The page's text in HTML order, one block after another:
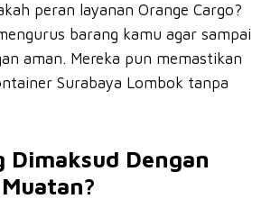
peran layanan Orange Cargo?
barang kamu agar sampai
aman. Mereka pun memastikan
Surabaya Lombok tanpa
Dimaksud Dengan